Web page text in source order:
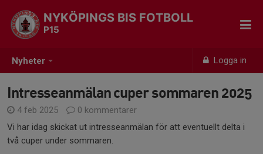
Nyheter Logga in
NYKÖPINGS BIS FOTBOLL
P15
Intresseanmälan cuper sommaren 2025
4 feb 2025
0 kommentarer
Vi har idag skickat ut intresseanmälan för att eventuellt delta i
två cuper under sommaren.